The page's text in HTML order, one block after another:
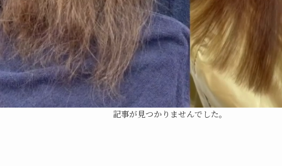
記事が見つかりませんでした。